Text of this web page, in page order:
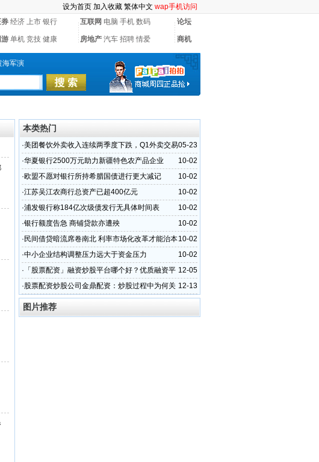
设为首页 加入收藏 繁体中文 wap手机访问
经济 上市 银行 互联网 电脑 手机 数码 论坛
游 单机 竞技 健康 房地产 汽车 招聘 情爱 商机
海军演
本类热门
05-23
·美团餐饮外卖收入连续两季度下跌，Q1外卖交易
笔数环比降9%
10-02
·华夏银行2500万元助力新疆特色农产品企业
10-02
·欧盟不愿对银行所持希腊国债进行更大减记
10-02
·江苏吴江农商行总资产已超400亿元
10-02
·浦发银行称184亿次级债发行无具体时间表
10-02
·银行额度告急 商铺贷款亦遭殃
10-02
· 民间借贷暗流席卷南北 利率市场化改革才能治本
10-02
·中小企业结构调整压力远大于资金压力
12-05
· 「股票配资」融资炒股平台哪个好？优质融资平
台有啥特征？
12-13
·股票配资炒股公司金鼎配资：炒股过程中为何关
注市场变化
图片推荐